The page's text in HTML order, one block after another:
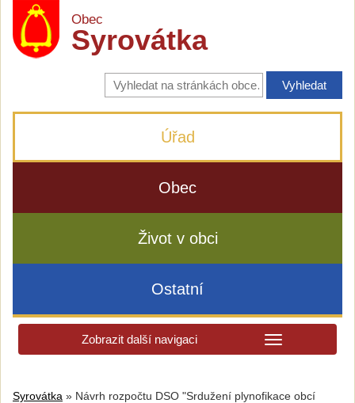
Obec
Syrovátka
Vyhledávání
na
stránkách
Úřad
Obec
Život v obci
Ostatní
Zobrazit další navigaci
Syrovátka » Návrh rozpočtu DSO "Srdužení plynofikace obcí